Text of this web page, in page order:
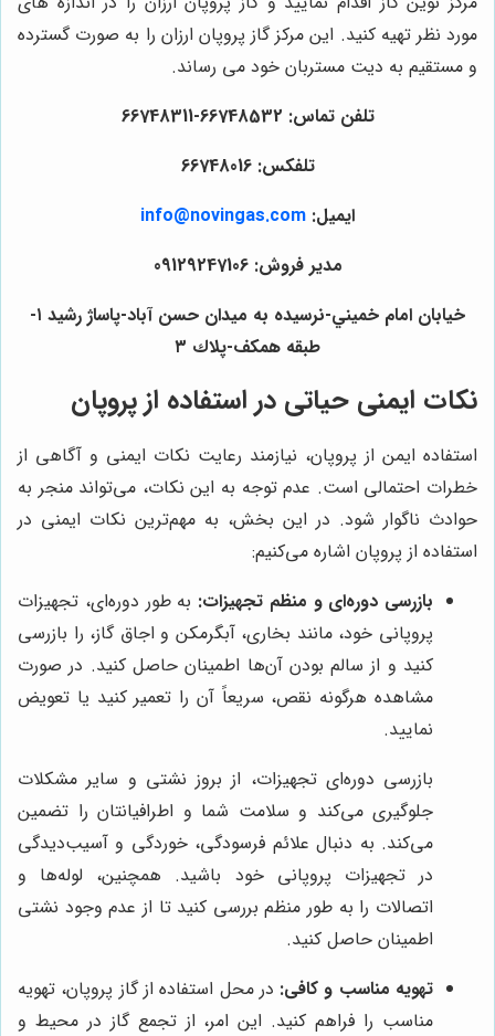
مورد نظر تهیه کنید. این مرکز گاز پروپان ارزان را به صورت گسترده
و مستقیم به دیت مستربان خود می رساند.
تلفن تماس: 66748532-66748311
تلفکس: 66748016
ایمیل: info@novingas.com
مدیر فروش: 09129247106
خيابان امام خميني-نرسيده به ميدان حسن آباد-پاساژ رشيد ١-
طبقه همكف-پلاك ٣
نکات ایمنی حیاتی در استفاده از پروپان
استفاده ایمن از پروپان، نیازمند رعایت نکات ایمنی و آگاهی از
خطرات احتمالی است. عدم توجه به این نکات، می‌تواند منجر به
حوادث ناگوار شود. در این بخش، به مهم‌ترین نکات ایمنی در
استفاده از پروپان اشاره می‌کنیم:
بازرسی دوره‌ای و منظم تجهیزات: به طور دوره‌ای، تجهیزات
پروپانی خود، مانند بخاری، آبگرمکن و اجاق گاز، را بازرسی
کنید و از سالم بودن آن‌ها اطمینان حاصل کنید. در صورت
مشاهده هرگونه نقص، سریعاً آن را تعمیر کنید یا تعویض
نمایید.
بازرسی دوره‌ای تجهیزات، از بروز نشتی و سایر مشکلات
جلوگیری می‌کند و سلامت شما و اطرافیانتان را تضمین
می‌کند. به دنبال علائم فرسودگی، خوردگی و آسیب‌دیدگی
در تجهیزات پروپانی خود باشید. همچنین، لوله‌ها و
اتصالات را به طور منظم بررسی کنید تا از عدم وجود نشتی
اطمینان حاصل کنید.
تهویه مناسب و کافی: در محل استفاده از گاز پروپان، تهویه
مناسب را فراهم کنید. این امر، از تجمع گاز در محیط و